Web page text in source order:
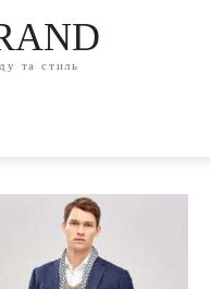
та стиль